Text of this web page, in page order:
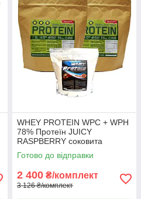
WHEY PROTEIN WPC + WPH
78% Протеїн JUICY
RASPBERRY соковита
малина 4 кг HUNGARY + 5й
кг у Подарунок!
Готово до відправки
2 400 ₴/комплект
3 126 ₴/комплект